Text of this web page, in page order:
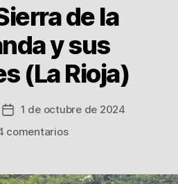
de la
y sus
(La Rioja)
Fecha1 de octubre de 2024
comentariosen
Mayo